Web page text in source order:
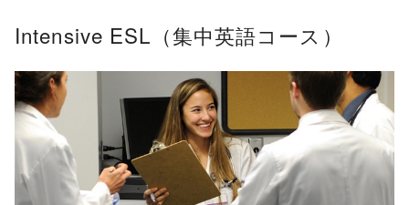
Intensive ESL（集中英語コース）